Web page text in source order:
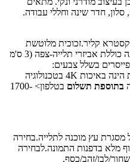
חדר שינה וחללי עבודה.
קליר.זכוכית מלוטשת
ומחוסמת איכותית בעובי 6 מ'מ.התמונה כוללת אביזרי תלייה-צפה (3 ס'מ
בשלל צבעים:
שחור/לבן/זהב/כסף.הדפסה על הזכוכית הינה באיכות 4K בטכנולוגיה
בתוספת תשלום
בטלפון> 1700-
עץ מוכנה לתלייה.בחירה
מלא בדפנות התמונה.לבחירה
לבן/זהב/כסף.